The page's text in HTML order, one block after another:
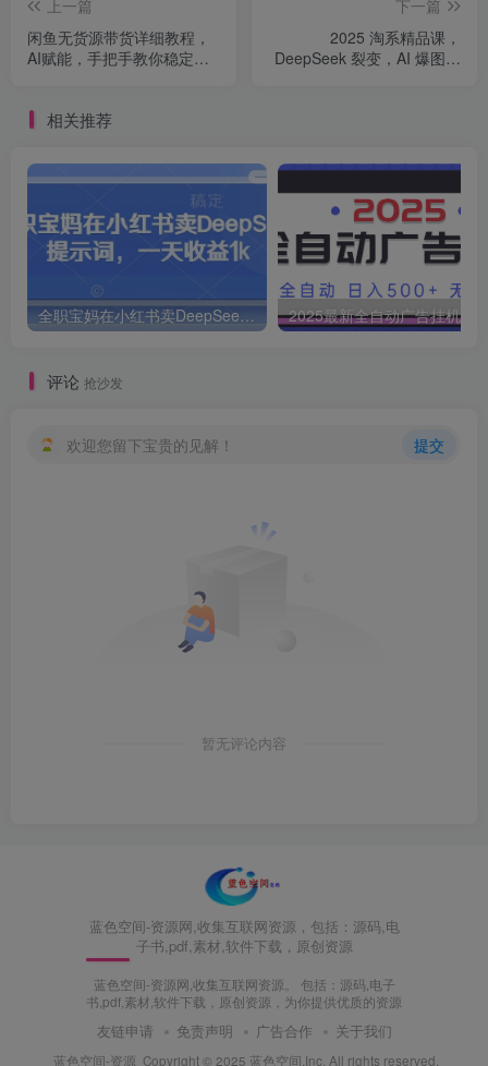
上一篇
闲鱼无货源带货详细教程，
AI赋能，手把手教你稳定变
下一篇
2025 淘系精品课，
DeepSeek 裂变，AI 爆图，
相关推荐
全职宝妈在小红书卖DeepSeek提示词，一天收益1k
评论 抢沙发
欢迎您留下宝贵的见解！ 提交
暂无评论内容
蓝色空间-资源网,收集互联网资源，包括：源码,电
子书,pdf,素材,软件下载，原创资源
蓝色空间-资源网,收集互联网资源。 包括：源码,电子
书,pdf,素材,软件下载，原创资源，为你提供优质的资源
友链申请 免责声明 广告合作 关于我们
蓝色空间-资源 Copyright © 2025 蓝色空间.Inc. All rights reserved.